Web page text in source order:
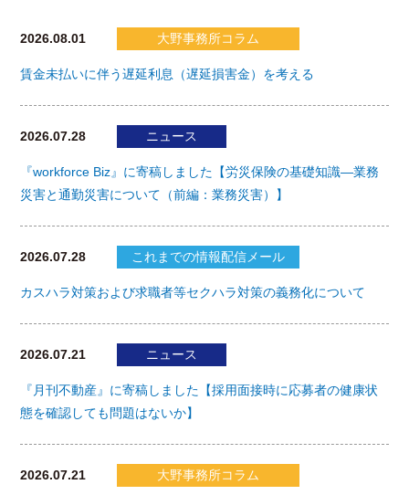
2026.08.01 大野事務所コラム
賃金未払いに伴う遅延利息（遅延損害金）を考える
2026.07.28 ニュース
『workforce Biz』に寄稿しました【労災保険の基礎知識―業務
災害と通勤災害について（前編：業務災害）】
2026.07.28 これまでの情報配信メール
カスハラ対策および求職者等セクハラ対策の義務化について
2026.07.21 ニュース
『月刊不動産』に寄稿しました【採用面接時に応募者の健康状
態を確認しても問題はないか】
2026.07.21 大野事務所コラム